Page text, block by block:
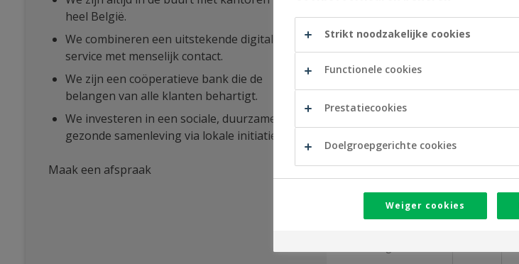
heel België.
We combineren een uitstekende digitale
service met menselijk contact.
We zijn een coöperatieve bank die de
belangen van alle klanten behartigt.
We investeren in een sociale, duurzame en
gezonde samenleving via lokale initiatieven.
Maak een afspraak
Dinsdag
Woensdag
Donderdag
08 09
Strikt noodzakelijke cookies
Functionele cookies
Prestatiecookies
Doelgroepgerichte cookies
Weiger cookies